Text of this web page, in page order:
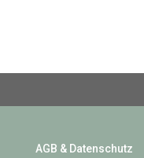
AGB & Datenschutz